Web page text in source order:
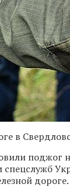
в
поджог
спецслужб
дороге.